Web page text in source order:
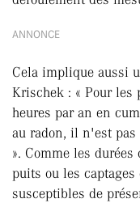
ANNONCE
Cela implique aussi
Krischek : « Pour les
heures par an en
au radon, il n'est
». Comme les
puits ou les
susceptibles de